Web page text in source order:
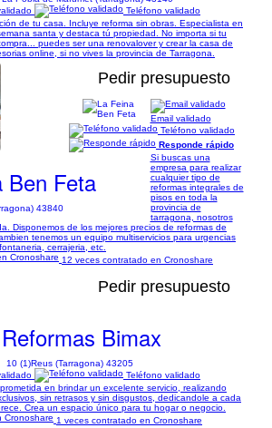
Teléfono validado
de tu casa. Incluye reforma sin obras. Especialista en
santa y destaca tú propiedad. No importa si tu
puedes ser una renovalover y crear la casa de
online, si no vives la provincia de Tarragona.
Pedir presupuesto
Ben Feta
43840
Email validado
Teléfono validado
Responde rápido
Si buscas una
empresa para realizar
cualquier tipo de
reformas integrales de
pisos en toda la
provincia de
tarragona, nosotros
Disponemos de los mejores precios de reformas de
tenemos un equipo multiservicios para urgencias
cerrajeria, etc.
12 veces contratado en Cronoshare
Pedir presupuesto
Reformas Bimax
10 (1)Reus (Tarragona) 43205
Teléfono validado
en brindar un excelente servicio, realizando
sin retrasos y sin disgustos, dedicandole a cada
Crea un espacio único para tu hogar o negocio.
1 veces contratado en Cronoshare